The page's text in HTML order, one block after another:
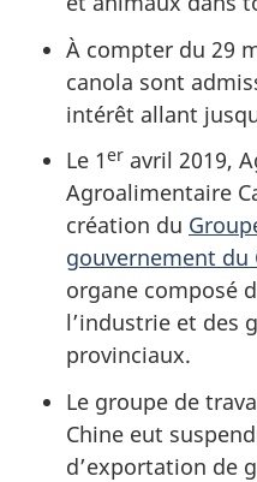
À compter du 29
canola sont
intérêt allant
Le 1er avril 2019,
Agroalimentaire
création du
gouvernement du
organe composé
l’industrie et des
provinciaux.
Le groupe de
Chine eut
d’exportation de